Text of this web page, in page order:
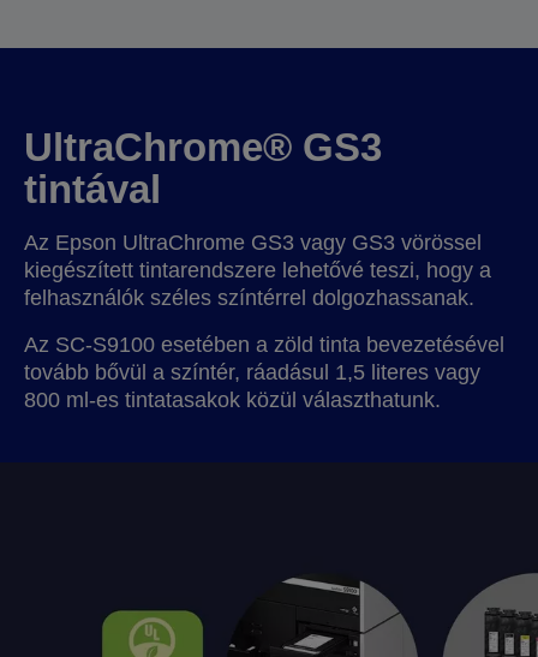
UltraChrome® GS3
tintával
Az Epson UltraChrome GS3 vagy GS3 vörössel
kiegészített tintarendszere lehetővé teszi, hogy a
felhasználók széles színtérrel dolgozhassanak.
Az SC-S9100 esetében a zöld tinta bevezetésével
tovább bővül a színtér, ráadásul 1,5 literes vagy
800 ml-es tintatasakok közül választhatunk.